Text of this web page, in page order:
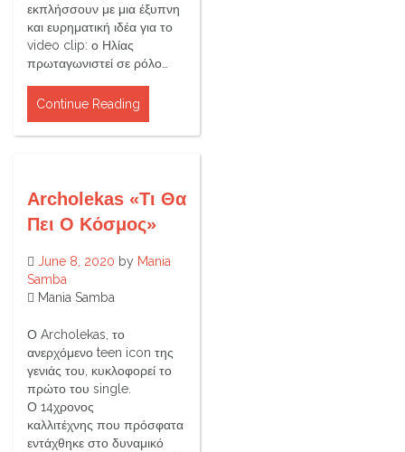
εκπλήσσουν με μια έξυπνη
και ευρηματική ιδέα για το
video clip: ο Ηλίας
πρωταγωνιστεί σε ρόλο…
Continue Reading
Archolekas «Τι Θα
Πει Ο Κόσμος»
June 8, 2020 by Mania
Samba
Mania Samba
Ο Archolekas, το
ανερχόμενο teen icon της
γενιάς του, κυκλοφορεί το
πρώτο του single.
Ο 14χρονος
καλλιτέχνης που πρόσφατα
εντάχθηκε στο δυναμικό